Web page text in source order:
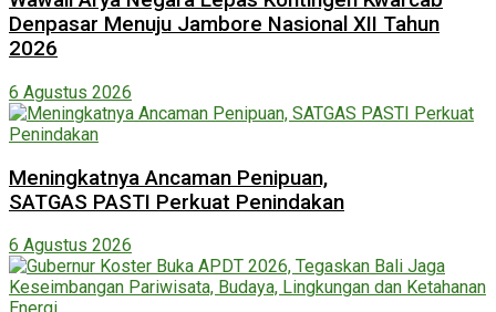
Denpasar Menuju Jambore Nasional XII Tahun
2026
6 Agustus 2026
Meningkatnya Ancaman Penipuan,
SATGAS PASTI Perkuat Penindakan
6 Agustus 2026